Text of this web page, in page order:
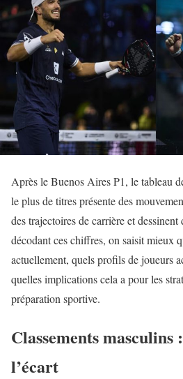
Après le Buenos Aires P1, le tableau
le plus de titres présente des
des trajectoires de carrière et
décodant ces chiffres, on saisit mieux
actuellement, quels profils de joueurs
quelles implications cela a pour les
préparation sportive.
Classements masculins
l’écart